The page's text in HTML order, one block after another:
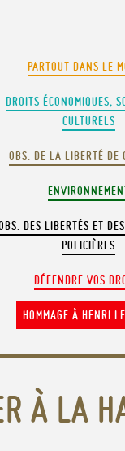
PARTOUT DANS LE
DROITS ÉCONOMIQUES,
CULTURELS
OBS. DE LA LIBERTÉ DE
DES LIBERTÉS ET
POLICIÈRES
DÉFENDRE VOS
HOMMAGE À HENRI
À LA